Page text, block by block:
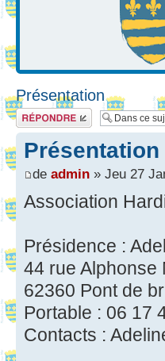
Présentation
Répondre
Présentation
de admin » Jeu 27
Association
Présidence :
44 rue Alphonse
62360 Pont de
Portable : 06 17
Contacts :